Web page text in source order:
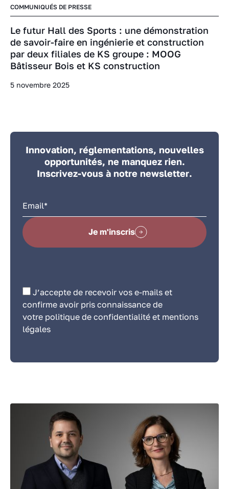
COMMUNIQUÉS DE PRESSE
Le futur Hall des Sports : une démonstration
de savoir-faire en ingénierie et construction
par deux filiales de KS groupe : MOOG
Bâtisseur Bois et KS construction
5 novembre 2025
Innovation, réglementations, nouvelles
opportunités, ne manquez rien.
Inscrivez-vous à notre newsletter.
Je m'inscris
J’accepte de recevoir vos e-mails et
confirme avoir pris connaissance de
votre politique de confidentialité et mentions
légales